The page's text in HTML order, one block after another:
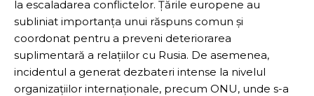
la escaladarea conflictelor. Țările europene au
subliniat importanța unui răspuns comun și
coordonat pentru a preveni deteriorarea
suplimentară a relațiilor cu Rusia. De asemenea,
incidentul a generat dezbateri intense la nivelul
organizațiilor internaționale, precum ONU, unde s-a